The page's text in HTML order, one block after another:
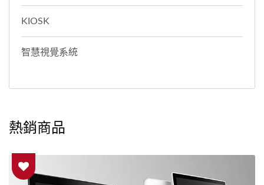
KIOSK
智慧視覺系統
熱銷商品